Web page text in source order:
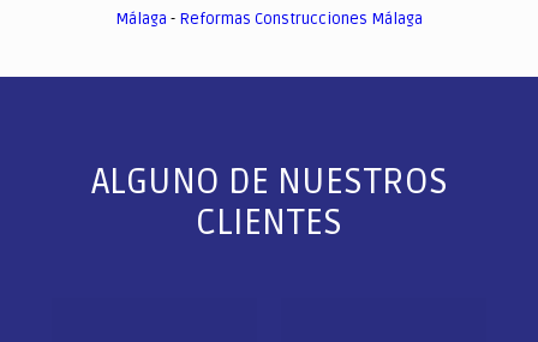
Málaga - Reformas Construcciones Málaga
ALGUNO DE NUESTROS
CLIENTES